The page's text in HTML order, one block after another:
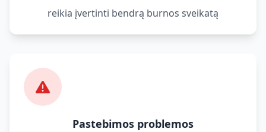
reikia įvertinti bendrą burnos sveikatą
Pastebimos problemos